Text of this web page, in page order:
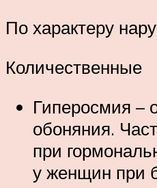
По характеру
Количественные
Гиперосмия –
обоняния.
при
у женщин при